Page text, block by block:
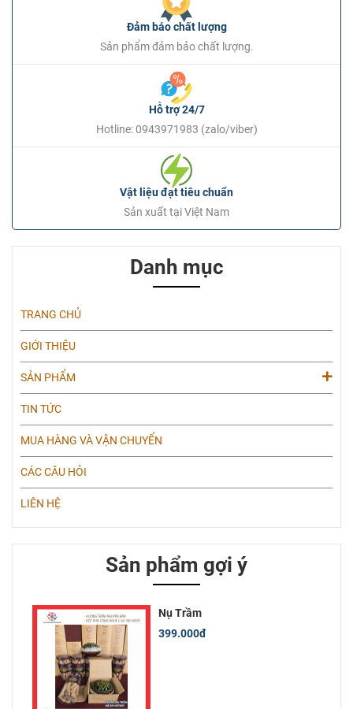
Đảm bảo chất lượng
Sản phẩm đảm bảo chất lượng.
Hỗ trợ 24/7
Hotline: 0943971983 (zalo/viber)
Vật liệu đạt tiêu chuẩn
Sản xuất tại Việt Nam
Danh mục
TRANG CHỦ
GIỚI THIỆU
SẢN PHẨM
TIN TỨC
MUA HÀNG VÀ VẬN CHUYỂN
CÁC CÂU HỎI
LIÊN HỆ
Sản phẩm gợi ý
Nụ Trầm
399.000đ